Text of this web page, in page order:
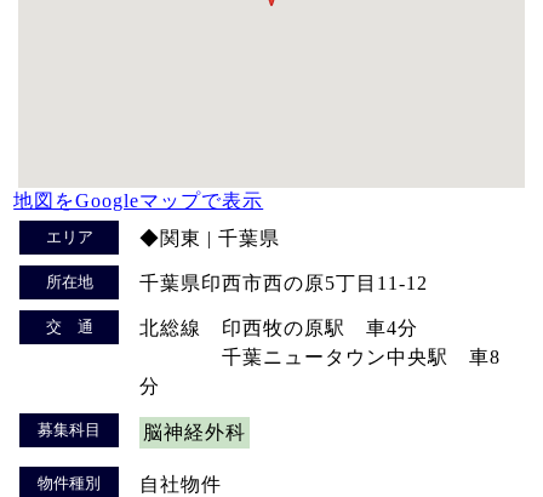
地図をGoogleマップで表示
エリア ◆関東 | 千葉県
所在地 千葉県印西市西の原5丁目11-12
交 通
北総線 印西牧の原駅 車4分
千葉ニュータウン中央駅 車8
分
募集科目 脳神経外科
物件種別 自社物件